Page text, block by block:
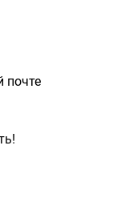
почте